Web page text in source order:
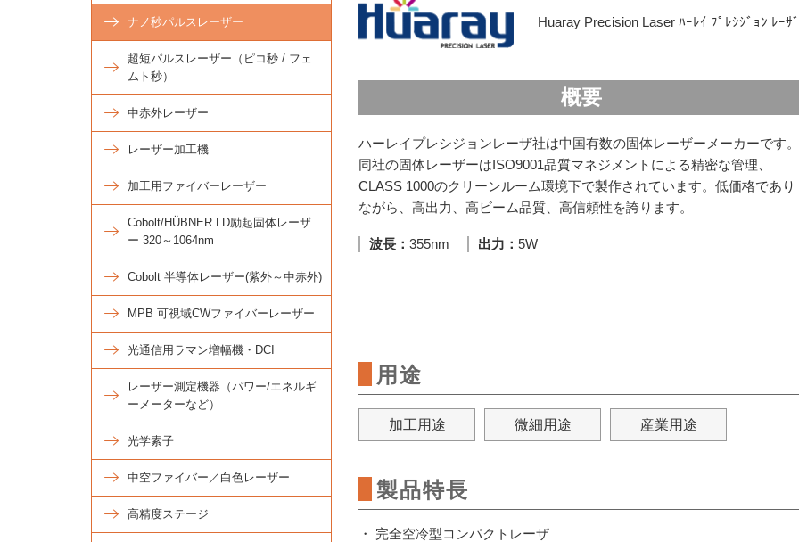
ナノ秒パルスレーザー
超短パルスレーザー（ピコ秒 / フェ
ムト秒）
中赤外レーザー
レーザー加工機
加工用ファイバーレーザー
Cobolt/HÜBNER LD励起固体レーザ
ー 320～1064nm
Cobolt 半導体レーザー(紫外～中赤外)
MPB 可視域CWファイバーレーザー
光通信用ラマン増幅機・DCI
レーザー測定機器（パワー/エネルギ
ーメーターなど）
光学素子
中空ファイバー／白色レーザー
高精度ステージ
Huaray Precision Laser ﾊｰﾚｲ ﾌﾟﾚｼｼﾞｮﾝ ﾚ
概要
ハーレイプレシジョンレーザ社は中国有数の固体レーザーメーカーです。
同社の固体レーザーはISO9001品質マネジメントによる精密な管理、
CLASS 1000のクリーンルーム環境下で製作されています。低価格であり
ながら、高出力、高ビーム品質、高信頼性を誇ります。
波長 355nm 出力 5W
用途
加工用途 微細用途 産業用途
製品特長
・ 完全空冷型コンパクトレーザ